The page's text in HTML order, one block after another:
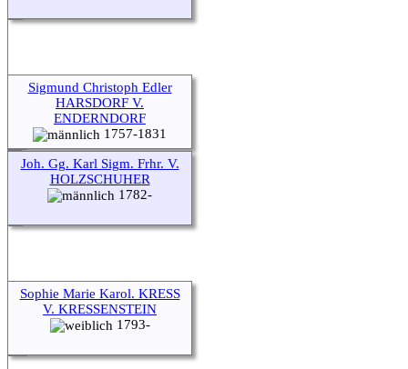
Sigmund Christoph Edler
HARSDORF V.
ENDERNDORF
1757-1831
Joh. Gg. Karl Sigm. Frhr. V.
HOLZSCHUHER
1782-
Sophie Marie Karol. KRESS
V. KRESSENSTEIN
1793-